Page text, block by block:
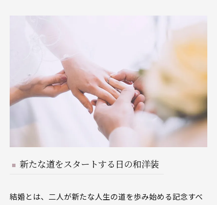
新たな道をスタートする日の和洋装
結婚とは、二人が新たな人生の道を歩み始める記念すべ